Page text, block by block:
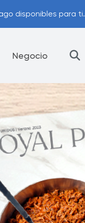
disponibles para ti.
Negocio